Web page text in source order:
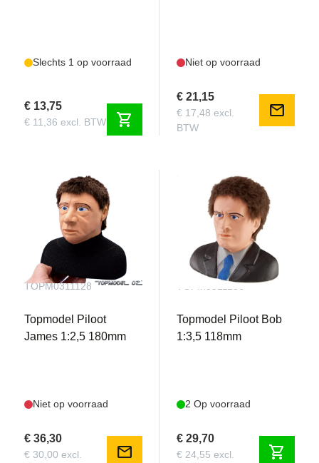
Slechts 1 op voorraad
€ 13,75
€ 11,36 excl. BTW shopping_cart
Niet op voorraad
€ 21,15
€ 17,48 excl.
BTW
mail
TOPM0311128
Topmodel Piloot
James 1:2,5 180mm
Niet op voorraad
€ 36,30
€ 30,00 excl.
mail
TOPM0311136
Topmodel Piloot Bob
1:3,5 118mm
2 Op voorraad
€ 29,70
€ 24,55 excl.
shopping_cart